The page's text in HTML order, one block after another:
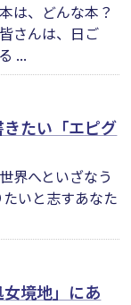
は、どんな本？
さんは、日ご
...
たい「エピグ
界へといざなう
いと志すあなた
境地」にあ